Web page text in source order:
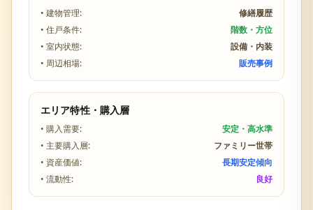
• 建物管理:
修繕履歴
• 住戸条件:
階数・方位
• 室内状態:
設備・内装
• 周辺相場:
販売事例
エリア特性・購入層
• 購入需要:
安定・高水準
• 主要購入層:
ファミリー世帯
• 資産価値:
長期安定傾向
• 流動性:
良好